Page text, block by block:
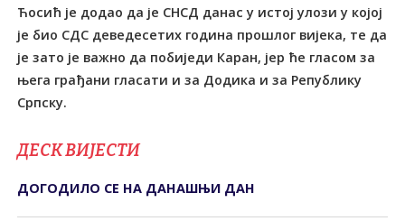
Ћосић је додао да је СНСД данас у истој улози у којој
је био СДС деведесетих година прошлог вијека, те да
је зато је важно да побиједи Каран, јер ће гласом за
њега грађани гласати и за Додика и за Републику
Српску.
ДЕСК ВИЈЕСТИ
ДОГОДИЛО СЕ НА ДАНАШЊИ ДАН